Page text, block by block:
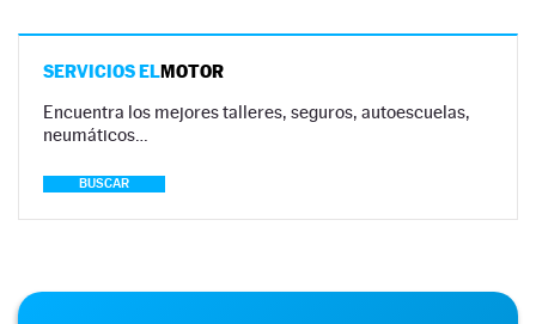
SERVICIOS ELMOTOR
Encuentra los mejores talleres, seguros, autoescuelas,
neumáticos…
BUSCAR